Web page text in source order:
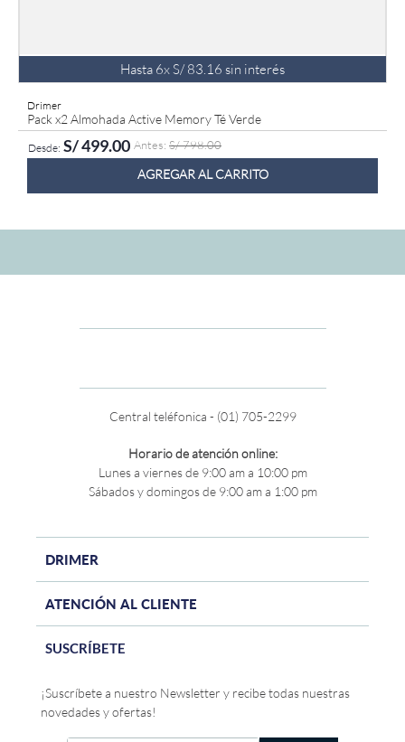
Hasta 6xS/ 83 16 sin interés
Drimer
Pack x2 Almohada Active Memory Té Verde
S/499.00 S/798.00
AGREGAR AL CARRITO
Central teléfonica - (01) 705-2299
Horario de atención online:
Lunes a viernes de 9:00 am a 10:00 pm
Sábados y domingos de 9:00 am a 1:00 pm
DRIMER
ATENCIÓN AL CLIENTE
SUSCRÍBETE
¡Suscríbete a nuestro Newsletter y recibe todas nuestras
novedades y ofertas!